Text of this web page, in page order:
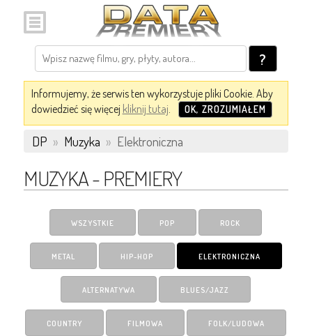
?
Informujemy, że serwis ten wykorzystuje pliki Cookie. Aby
dowiedzieć się więcej kliknij tutaj. OK, ZROZUMIAŁEM
DP » Muzyka » Elektroniczna
MUZYKA - PREMIERY
WSZYSTKIE POP ROCK
METAL HIP-HOP ELEKTRONICZNA
ALTERNATYWA BLUES/JAZZ
COUNTRY FILMOWA FOLK/LUDOWA